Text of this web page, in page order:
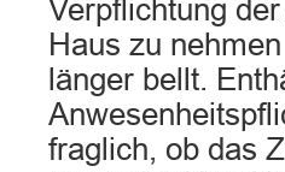
Verpflichtung
Haus zu
länger bellt.
fraglich, ob das